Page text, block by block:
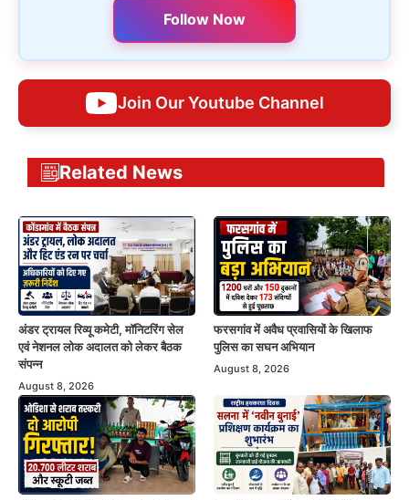
Follow Now
Join Our Youtube Channel
Related News
अंडर ट्रायल रिव्यू कमेटी, मॉनिटरिंग सेल
एवं नेशनल लोक अदालत को लेकर बैठक
संपन्न
August 8, 2026
फरसगांव में अवैध प्रवासियों के खिलाफ
पुलिस का सघन अभियान
August 8, 2026